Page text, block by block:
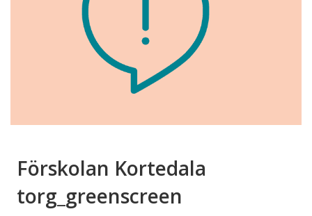
Förskolan Kortedala
torg_greenscreen